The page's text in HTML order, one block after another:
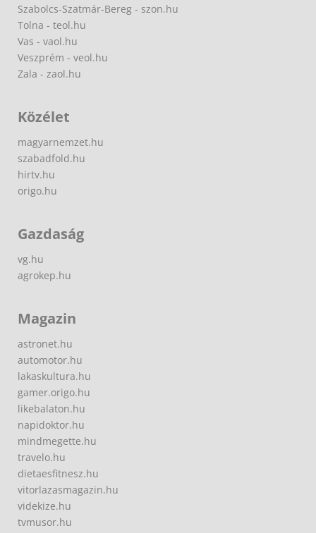
Szabolcs-Szatmár-Bereg - szon.hu
Tolna - teol.hu
Vas - vaol.hu
Veszprém - veol.hu
Zala - zaol.hu
Közélet
magyarnemzet.hu
szabadfold.hu
hirtv.hu
origo.hu
Gazdaság
vg.hu
agrokep.hu
Magazin
astronet.hu
automotor.hu
lakaskultura.hu
gamer.origo.hu
likebalaton.hu
napidoktor.hu
mindmegette.hu
travelo.hu
dietaesfitnesz.hu
vitorlazasmagazin.hu
videkize.hu
tvmusor.hu